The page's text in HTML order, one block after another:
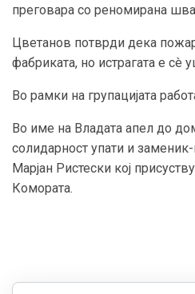
преговара со реномирана
Цветанов потврди дека
фабриката, но истрагата е сè
Во рамки на групацијата
Во име на Владата апел до
солидарност упати и
Марјан Ристески кој
Комората.